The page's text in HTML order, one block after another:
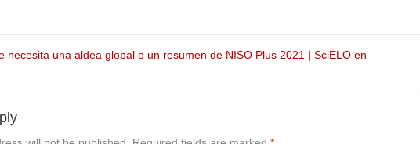
necesita una aldea global o un resumen de NISO Plus 2021 | SciELO en